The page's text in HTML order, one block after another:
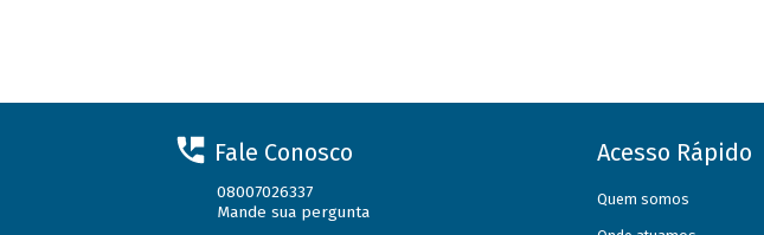
Fale Conosco
08007026337
Mande sua pergunta
Acesso Rápido
Quem somos